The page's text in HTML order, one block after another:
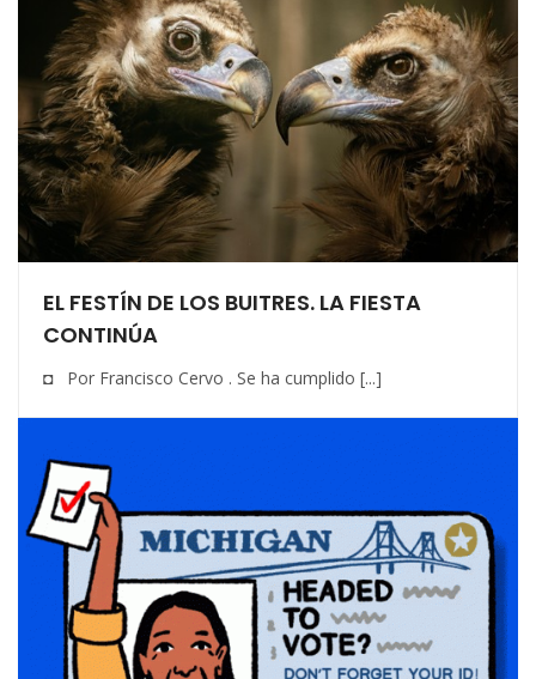
EL FESTÍN DE LOS BUITRES. LA FIESTA
CONTINÚA
◘ Por Francisco Cervo . Se ha cumplido [...]